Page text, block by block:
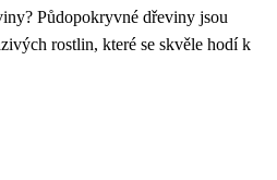
Půdopokryvné dřeviny jsou
rostlin, které se skvěle hodí k